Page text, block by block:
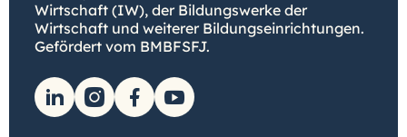
Wirtschaft (IW), der Bildungswerke der
Wirtschaft und weiterer Bildungseinrichtungen.
Gefördert vom BMBFSFJ.